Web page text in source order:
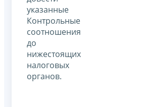
указанные
Контрольные
соотношения
до
нижестоящих
налоговых
органов.